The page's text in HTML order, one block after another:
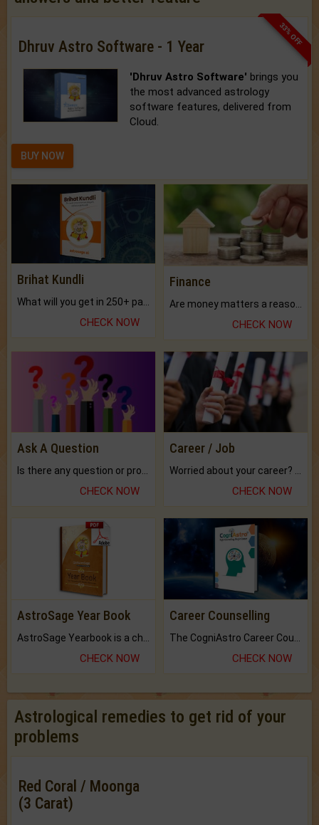
33% OFF
Dhruv Astro Software - 1 Year
'Dhruv Astro Software' brings you
the most advanced astrology
software features, delivered from
Cloud.
BUY NOW
Brihat Kundli
CHECK NOW
Finance
CHECK NOW
Ask A Question
CHECK NOW
Career / Job
CHECK NOW
AstroSage Year Book
CHECK NOW
Career Counselling
CHECK NOW
Astrological remedies to get rid of your
problems
Red Coral / Moonga
(3 Carat)